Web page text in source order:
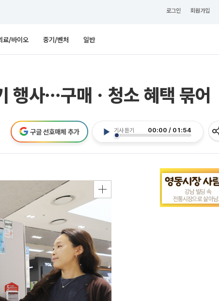
로그인 회원가입
료/바이오 중기/벤처 일반
행사⋯구매ㆍ청소 혜택 묶어
기사 듣기 00:00 / 01:54
구글 선호매체 추가